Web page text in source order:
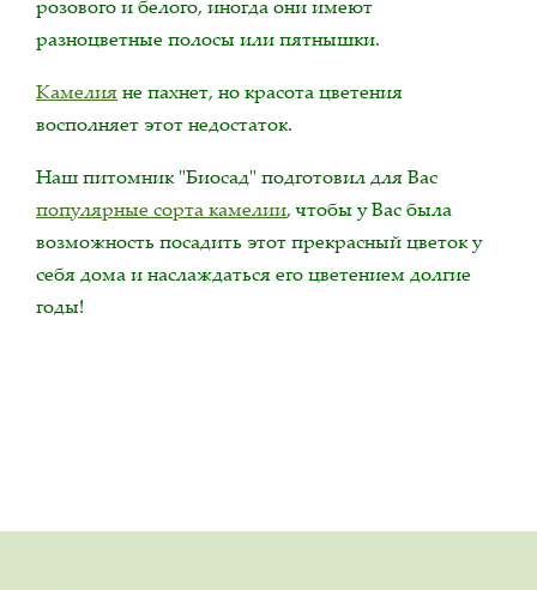
розового и белого, иногда они имеют
разноцветные полосы или пятнышки.
Камелия не пахнет, но красота цветения
восполняет этот недостаток.
Наш питомник "Биосад" подготовил для Вас
популярные сорта камелии, чтобы у Вас была
возможность посадить этот прекрасный цветок у
себя дома и наслаждаться его цветением долгие
годы!